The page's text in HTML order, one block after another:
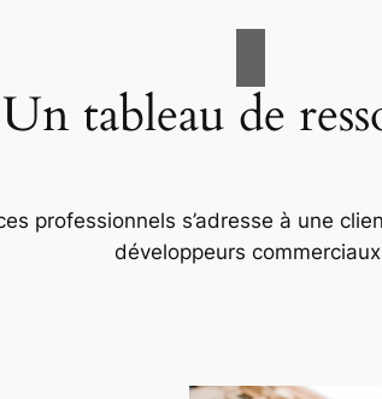
Un tableau de
professionnels s’adresse à une
développeurs